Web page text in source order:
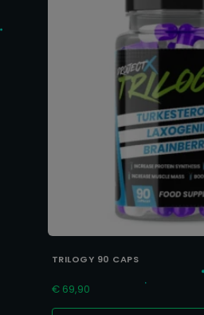
TRILOGY 90 CAPS
€69,90